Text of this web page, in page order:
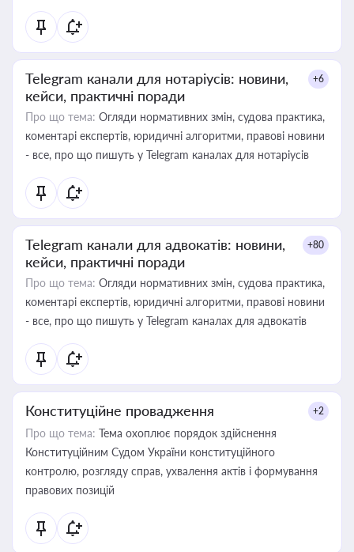
Telegram канали для нотаріусів: новини,
кейси, практичні поради
+6
Про що тема: Огляди нормативних змін, судова практика,
коментарі експертів, юридичні алгоритми, правові новини
- все, про що пишуть у Telegram каналах для нотаріусів
Telegram канали для адвокатів: новини,
кейси, практичні поради
+80
Про що тема: Огляди нормативних змін, судова практика,
коментарі експертів, юридичні алгоритми, правові новини
- все, про що пишуть у Telegram каналах для адвокатів
Конституційне провадження +2
Про що тема: Тема охоплює порядок здійснення
Конституційним Судом України конституційного
контролю, розгляду справ, ухвалення актів і формування
правових позицій